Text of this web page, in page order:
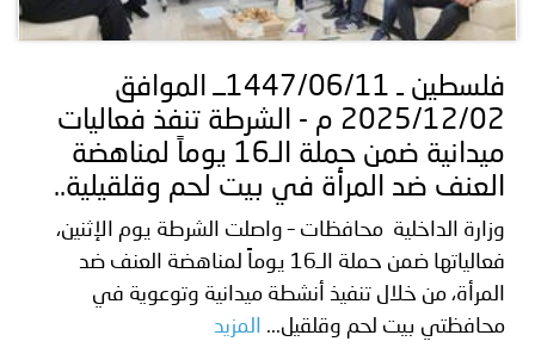
إنجازات
توعوية
الخدمات
الإلكترونية
صور
وفيديو
مجلة
أصداء
الأمانة
إعلانات
من
نحن
اتصل
بنا
فلسطين ـ 1447/06/11ــ الموافق
2025/12/02 م - الشرطة تنفذ فعاليات
ميدانية ضمن حملة الـ16 يوماً لمناهضة
العنف ضد المرأة في بيت لحم وقلقيلية..
وزارة الداخلية محافظات – واصلت الشرطة يوم الإثنين،
فعالياتها ضمن حملة الـ16 يوماً لمناهضة العنف ضد
المرأة، من خلال تنفيذ أنشطة ميدانية وتوعوية في
محافظتي بيت لحم وقلقيل...
المزيد